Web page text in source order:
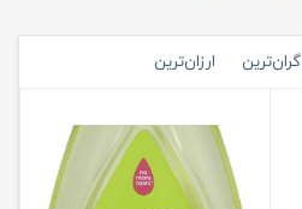
گران‌ترین ارزان‌ترین